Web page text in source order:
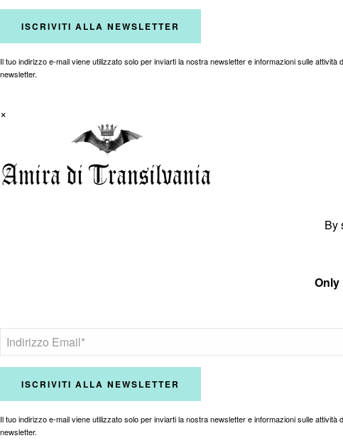
Il tuo indirizzo e-mail viene utilizzato solo per inviarti la nostra newsletter e informazioni sulle
newsletter.
×
By
Only
Il tuo indirizzo e-mail viene utilizzato solo per inviarti la nostra newsletter e informazioni sulle
newsletter.